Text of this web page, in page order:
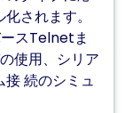
されます。
スTelnetま
使用、シリア
続のシミュ